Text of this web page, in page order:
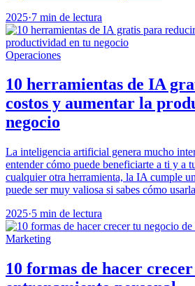
2025·7 min de lectura
Operaciones
10 herramientas de IA
costos y aumentar la
negocio
La inteligencia artificial genera mucho
entender cómo puede beneficiarte a ti y a
cualquier otra herramienta, la IA cumple
puede ser muy valiosa si sabes cómo
2025·5 min de lectura
Marketing
10 formas de hacer